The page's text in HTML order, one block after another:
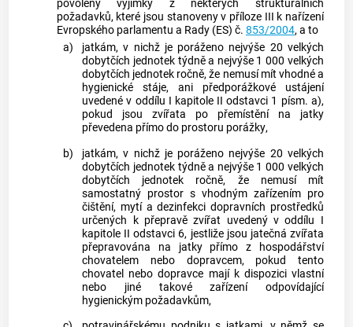
povoleny výjimky z některých strukturálních
požadavků, které jsou stanoveny v příloze III k nařízení
Evropského parlamentu a Rady (ES) č. 853/2004, a to
a)
jatkám, v nichž je poráženo nejvýše 20 velkých
dobytčích jednotek týdně a nejvýše 1 000 velkých
dobytčích jednotek ročně, že nemusí mít vhodné a
hygienické stáje, ani předporážkové ustájení
uvedené v oddílu I kapitole II odstavci 1 písm. a),
pokud jsou zvířata po přemístění na jatky
převedena přímo do prostoru porážky,
b)
jatkám, v nichž je poráženo nejvýše 20 velkých
dobytčích jednotek týdně a nejvýše 1 000 velkých
dobytčích jednotek ročně, že nemusí mít
samostatný prostor s vhodným zařízením pro
čištění, mytí a dezinfekcidopravních prostředků
určených k přepravě zvířat uvedený v oddílu I
kapitole II odstavci 6, jestliže jsou jatečná zvířata
přepravována na jatky přímo z
hospodářství
chovatelem nebo dopravcem, pokud tento
chovatel nebo dopravce mají k dispozici vlastní
nebo jiné takové zařízení odpovídající
hygienickým požadavkům,